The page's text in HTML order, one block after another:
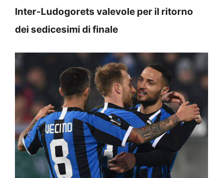
Inter-Ludogorets valevole per il ritorno
dei sedicesimi di finale